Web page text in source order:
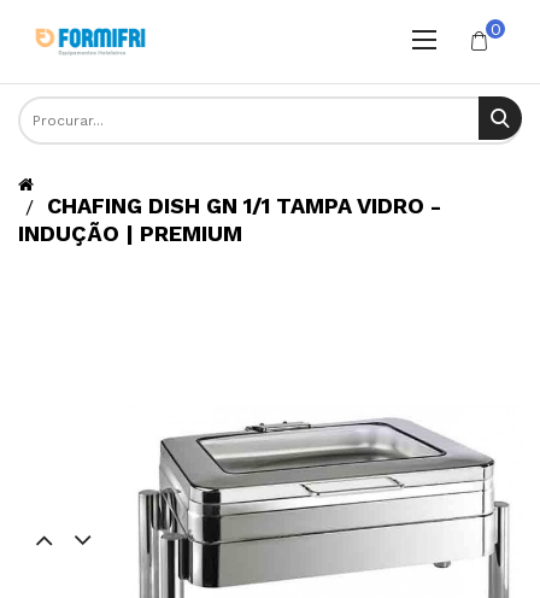
0
CHAFING DISH GN 1/1 TAMPA VIDRO -
INDUÇÃO | PREMIUM